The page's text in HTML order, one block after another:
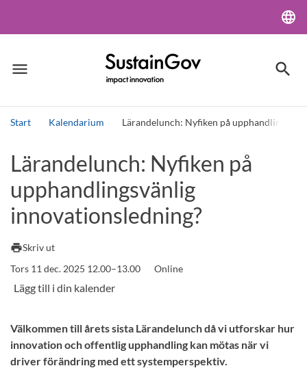
language
menu
Meny search
Sök
Start Kalendarium Lärandelunch: Nyfiken på
Lärandelunch: Nyfiken på
upphandlingsvänlig
innovationsledning?
printSkriv ut
Tors 11 dec. 2025 12.00–13.00
Online
Välkommen till årets sista Lärandelunch då vi utforskar hur
innovation och offentlig upphandling kan mötas när vi
driver förändring med ett systemperspektiv.